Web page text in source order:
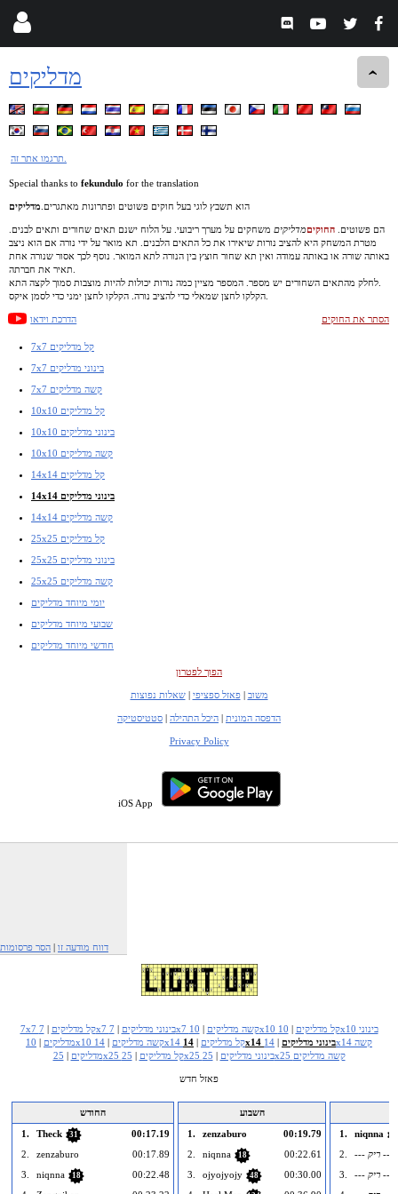
מדליקים
Special thanks to fekundulo for the translation
הוא תשבץ לוגי בעל חוקים פשוטים ופתרונות מאתגרים. מדליקים
הם פשוטים. החוקיםמדליקים משחקים על מערך ריבועי. על הלוח ישנם תאים שחורים ותאים לבנים.
מטרת המשחק היא להציב נורות שיאירו את כל התאים הלבנים. תא מואר על ידי נורה אם הוא ניצב
באותה שורה או באותה עמודה ואין תא שחור חוצץ בין הנורה לתא המואר. נוסף לכך אסור שנורה אחת
הדרכת וידאו הסתר את החוקים
7x7 קל מדליקים
7x7 בינוני מדליקים
7x7 קשה מדליקים
10x10 קל מדליקים
10x10 בינוני מדליקים
10x10 קשה מדליקים
14x14 קל מדליקים
14x14 בינוני מדליקים
14x14 קשה מדליקים
25x25 קל מדליקים
25x25 בינוני מדליקים
25x25 קשה מדליקים
יומי מיוחד מדליקים
שבועי מיוחד מדליקים
חודשי מיוחד מדליקים
הפוך לפטרון
משוב |פאזל ספציפי |שאלות נפוצות
הדפסה המונית | היכל התהילה | סטטיסטיקה
Privacy Policy
iOS App
הסר פרסומות | דווח מודעה זו
7x7 קל מדליקים | 7x7 בינוני מדליקים | 7x7 קשה מדליקים 10x10 קל מדליקים
10x10 בינוני
מדליקים
10x10 קשה מדליקים 14x14 קל מדליקים 14x14 בינוני מדליקים
14x14 קשה
מדליקים
25x25 קל מדליקים 25x25 בינוני מדליקים 25x25 קשה מדליקים
פאזל חדש
החודש
1.
Theck 31
00:17.19
2.
zenzaburo
00:17.89
3.
niqnna 18
00:22.48
השבוע
1.
zenzaburo
00:19.79
2.
niqnna 18
00:22.61
3.
ojyojyojy 48
00:30.00
1.
niqnna
2.
--- ריק ---
3.
--- ריק ---